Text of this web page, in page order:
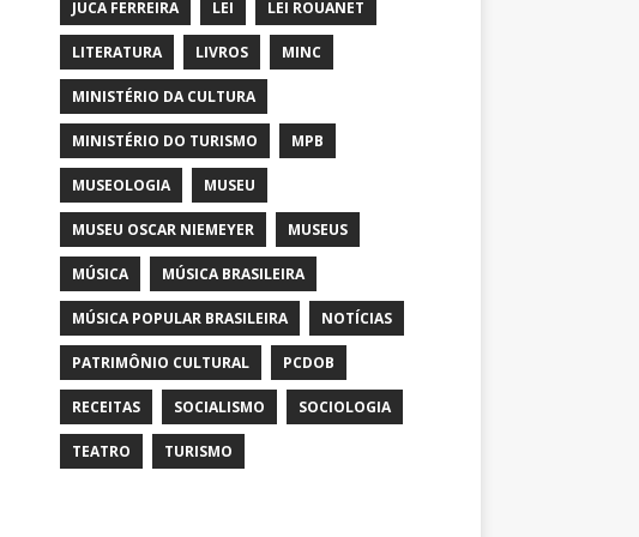
JUCA FERREIRA LEI LEI ROUANET
LITERATURA LIVROS MINC
MINISTÉRIO DA CULTURA
MINISTÉRIO DO TURISMO MPB
MUSEOLOGIA MUSEU
MUSEU OSCAR NIEMEYER MUSEUS
MÚSICA MÚSICA BRASILEIRA
MÚSICA POPULAR BRASILEIRA NOTÍCIAS
PATRIMÔNIO CULTURAL PCDOB
RECEITAS SOCIALISMO SOCIOLOGIA
TEATRO TURISMO